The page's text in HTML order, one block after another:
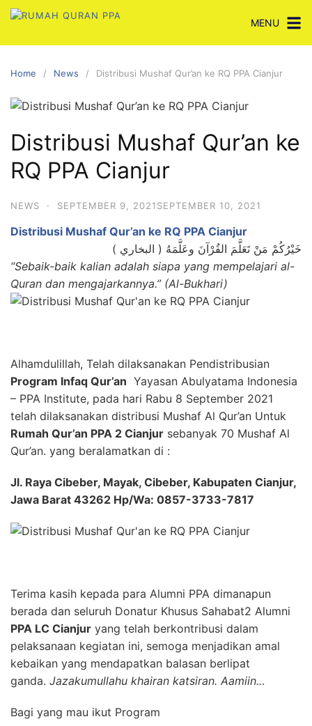
Skip
content
MENU
Home News Distribusi Mushaf Qur’an ke RQ PPA Cianjur
Distribusi Mushaf Qur’an ke
RQ PPA Cianjur
NEWS · SEPTEMBER 9, 2021SEPTEMBER 10, 2021
Distribusi Mushaf Qur’an ke RQ PPA Cianjur
خَيْرُكُمْ مَنْ تَعَلَّمَ القُرْآنَ وعَلَّمَهُ ( البخاري )
“Sebaik-baik kalian adalah siapa yang mempelajari al-
Quran dan mengajarkannya.” (Al-Bukhari)
Alhamdulillah, Telah dilaksanakan Pendistribusian
Program Infaq Qur’an Yayasan Abulyatama Indonesia
– PPA Institute, pada hari Rabu 8 September 2021
telah dilaksanakan distribusi Mushaf Al Qur’an Untuk
Rumah Qur’an PPA 2 Cianjur sebanyak 70 Mushaf Al
Qur’an. yang beralamatkan di :
Jl. Raya Cibeber, Mayak, Cibeber, Kabupaten Cianjur,
Jawa Barat 43262 Hp/Wa: 0857-3733-7817
Terima kasih kepada para Alumni PPA dimanapun
berada dan seluruh Donatur Khusus Sahabat2 Alumni
PPA LC Cianjur yang telah berkontribusi dalam
pelaksanaan kegiatan ini, semoga menjadikan amal
kebaikan yang mendapatkan balasan berlipat
ganda. Jazakumullahu khairan katsiran. Aamiin...
Bagi yang mau ikut Program